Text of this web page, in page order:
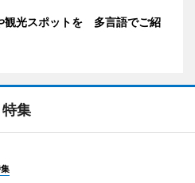
観光スポットを 多言語でご紹
特集